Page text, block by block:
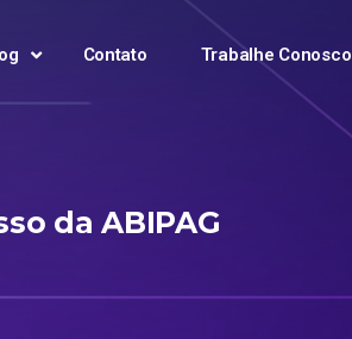
Contato Trabalhe Conosco
da ABIPAG